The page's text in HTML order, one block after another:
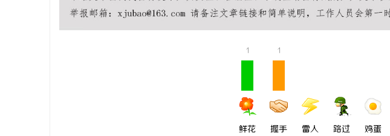
1
鲜花
1
握手 雷人 路过 鸡蛋
合肥刑事律师：保护您的合法权益，助您走出